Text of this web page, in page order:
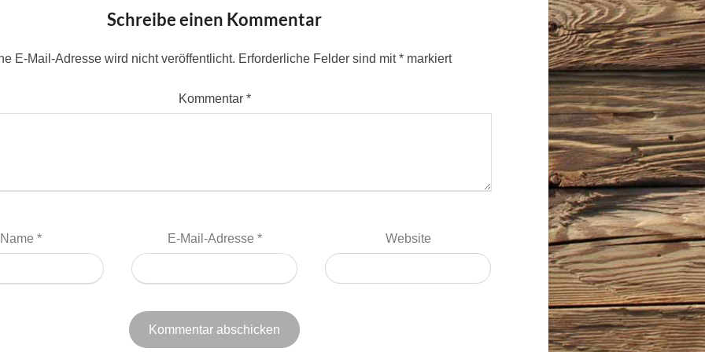
Schreibe einen Kommentar
E-Mail-Adresse wird nicht veröffentlicht. Erforderliche Felder sind mit*markiert
Kommentar *
Name* E-Mail-Adresse * Website